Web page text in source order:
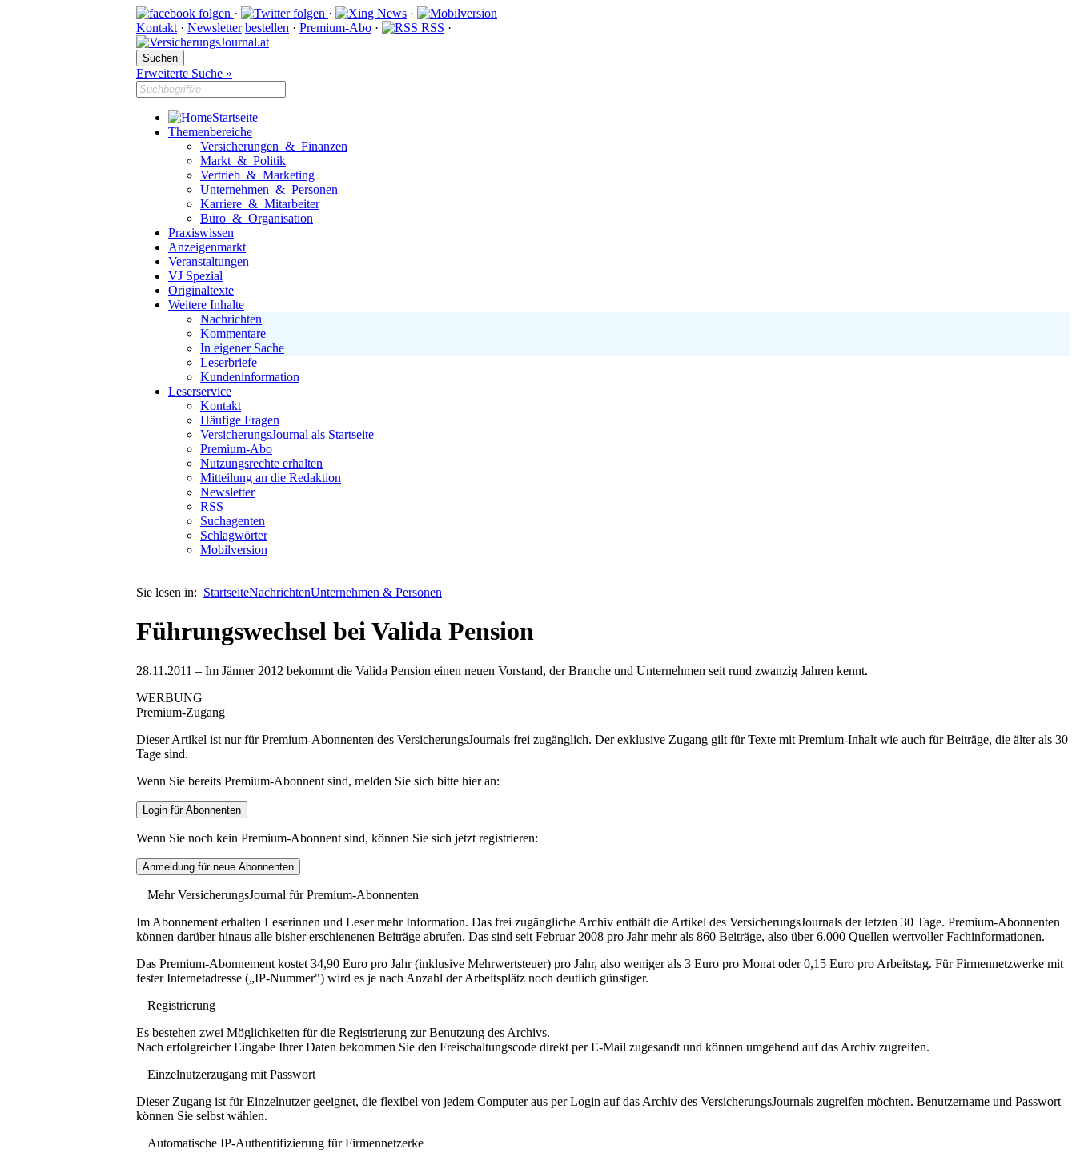
· ·
·
Kontakt · Newsletter bestellen · Premium-Abo · RSS ·
Erweiterte Suche »
Startseite
Themenbereiche
Versicherungen & Finanzen
Markt & Politik
Vertrieb & Marketing
Unternehmen & Personen
Karriere & Mitarbeiter
Büro & Organisation
Praxiswissen
Anzeigenmarkt
Veranstaltungen
VJ Spezial
Originaltexte
Weitere Inhalte
Nachrichten
Kommentare
In eigener Sache
Leserbriefe
Kundeninformation
Leserservice
Kontakt
Häufige Fragen
VersicherungsJournal als Startseite
Premium-Abo
Nutzungsrechte erhalten
Mitteilung an die Redaktion
Newsletter
RSS
Suchagenten
Schlagwörter
Mobilversion
Sie lesen in: StartseiteNachrichtenUnternehmen & Personen
Führungswechsel bei Valida Pension
28.11.2011 – Im Jänner 2012 bekommt die Valida Pension einen neuen Vorstand, der Branche und Unternehmen seit rund zwanzig Jahren kennt.
WERBUNG
Premium-Zugang
Dieser Artikel ist nur für Premium-Abonnenten des VersicherungsJournals frei zugänglich. Der exklusive Zugang gilt für Texte mit Premium-Inhalt wie auch für Beiträge, die älter als 30
Tage sind.
Wenn Sie bereits Premium-Abonnent sind, melden Sie sich bitte hier an:
Wenn Sie noch kein Premium-Abonnent sind, können Sie sich jetzt registrieren:
Mehr VersicherungsJournal für Premium-Abonnenten
Im Abonnement erhalten Leserinnen und Leser mehr Information. Das frei zugängliche Archiv enthält die Artikel des VersicherungsJournals der letzten 30 Tage. Premium-Abonnenten
können darüber hinaus alle bisher erschienenen Beiträge abrufen. Das sind seit Februar 2008 pro Jahr mehr als 860 Beiträge, also über 6.000 Quellen wertvoller Fachinformationen.
Das Premium-Abonnement kostet 34,90 Euro pro Jahr (inklusive Mehrwertsteuer) pro Jahr, also weniger als 3 Euro pro Monat oder 0,15 Euro pro Arbeitstag. Für Firmennetzwerke mit
fester Internetadresse („IP-Nummer") wird es je nach Anzahl der Arbeitsplätz noch deutlich günstiger.
Registrierung
Es bestehen zwei Möglichkeiten für die Registrierung zur Benutzung des Archivs.
Nach erfolgreicher Eingabe Ihrer Daten bekommen Sie den Freischaltungscode direkt per E-Mail zugesandt und können umgehend auf das Archiv zugreifen.
Einzelnutzerzugang mit Passwort
Dieser Zugang ist für Einzelnutzer geeignet, die flexibel von jedem Computer aus per Login auf das Archiv des VersicherungsJournals zugreifen möchten. Benutzername und Passwort
können Sie selbst wählen.
Automatische IP-Authentifizierung für Firmennetzerke